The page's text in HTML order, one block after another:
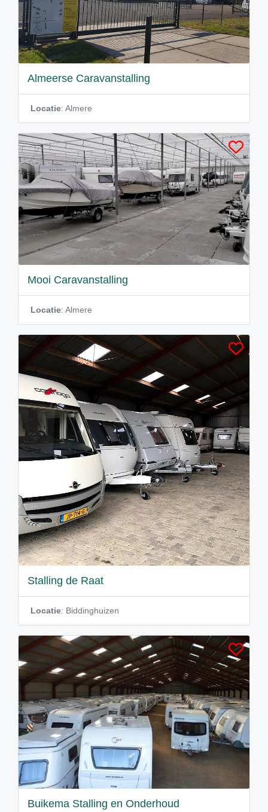
Almeerse Caravanstalling
Locatie: Almere
Mooi Caravanstalling
Locatie: Almere
Stalling de Raat
Locatie: Biddinghuizen
Buikema Stalling en Onderhoud